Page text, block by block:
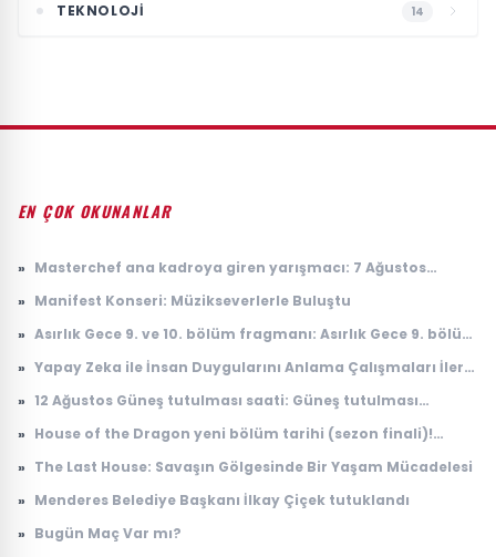
TEKNOLOJI 14
EN ÇOK OKUNANLAR
» Masterchef ana kadroya giren yarışmacı: 7 Ağustos
» Manifest Konseri: Müzikseverlerle Buluştu
» Asırlık Gece 9. ve 10. bölüm fragmanı: Asırlık Gece 9. bölüm
» Yapay Zeka ile İnsan Duygularını Anlama Çalışmaları İleri
» 12 Ağustos Güneş tutulması saati: Güneş tutulması
» House of the Dragon yeni bölüm tarihi (sezon finali)!
yayınlanacak?
» The Last House: Savaşın Gölgesinde Bir Yaşam Mücadelesi
» Menderes Belediye Başkanı İlkay Çiçek tutuklandı
» Bugün Maç Var mı?